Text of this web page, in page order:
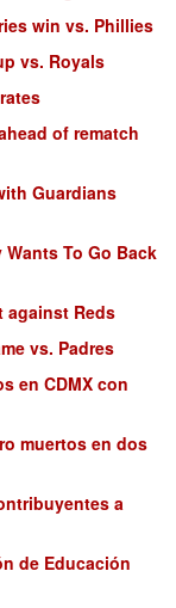
win vs. Phillies
vs. Royals
of rematch
Guardians
To Go Back
against Reds
vs. Padres
en CDMX con
muertos en dos
a
de Educación